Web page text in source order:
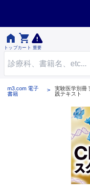

トップ

カート 重要
m3.com 電子
書籍
実験医学別冊
践テキスト